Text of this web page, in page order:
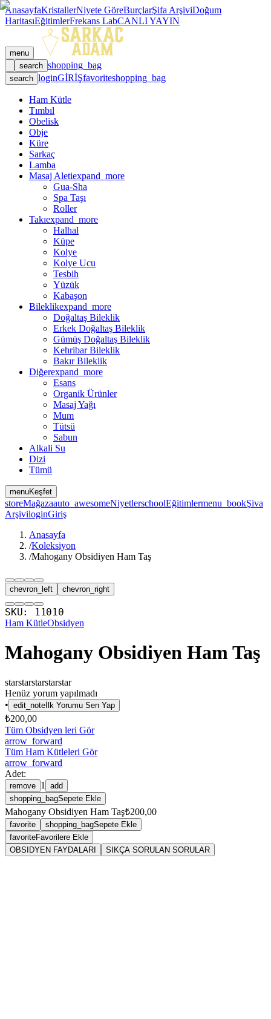
AnasayfaKristallerNiyete GöreBurçlarŞifa ArşiviDoğum
HaritasıEğitimlerFrekans LabCANLI YAYIN
menu
search shopping_bag
search loginGİRİŞfavoriteshopping_bag
Ham Kütle
Tımbıl
Obelisk
Obje
Küre
Sarkaç
Lamba
Masaj Aletiexpand_more
Gua-Sha
Spa Taşı
Roller
Takıexpand_more
Halhal
Küpe
Kolye
Kolye Ucu
Tesbih
Yüzük
Kabaşon
Bileklikexpand_more
Doğaltaş Bileklik
Erkek Doğaltaş Bileklik
Gümüş Doğaltaş Bileklik
Kehribar Bileklik
Bakır Bileklik
Diğerexpand_more
Esans
Organik Ürünler
Masaj Yağı
Mum
Tütsü
Sabun
Alkali Su
Dizi
Tümü
menuKeşfet
storeMağazaauto_awesomeNiyetlerschoolEğitimlermenu_bookŞiva
ArşiviloginGiriş
Anasayfa
/Koleksiyon
/Mahogany Obsidiyen Ham Taş
chevron_left chevron_right
SKU: 11010
Ham KütleObsidyen
Mahogany Obsidiyen Ham Taş
starstarstarstarstar
Henüz yorum yapılmadı
• edit_note İlk Yorumu Sen Yap
₺200,00
Tüm Obsidyen leri Gör
arrow_forward
Tüm Ham Kütleleri Gör
arrow_forward
Adet:
remove 1
add
shopping_bagSepete Ekle
Mahogany Obsidiyen Ham Taş₺200,00
favorite shopping_bagSepete Ekle
favoriteFavorilere Ekle
OBSIDYEN FAYDALARI
SIKÇA SORULAN SORULAR